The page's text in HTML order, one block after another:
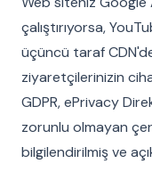
çalıştırıyorsa,
üçüncü taraf
ziyaretçilerinizin
GDPR, ePrivacy
zorunlu olmayan
bilgilendirilmiş ve